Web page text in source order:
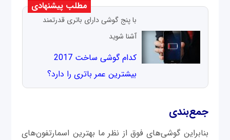
مطلب پیشنهادی
با پنج گوشی دارای باتری قدرتمند
آشنا شوید
کدام گوشی ساخت 2017
بیشترین عمر باتری را دارد؟
جمع‌بندی
بنابراین گوشی‌های فوق از نظر ما بهترین اسمارتفون‌های